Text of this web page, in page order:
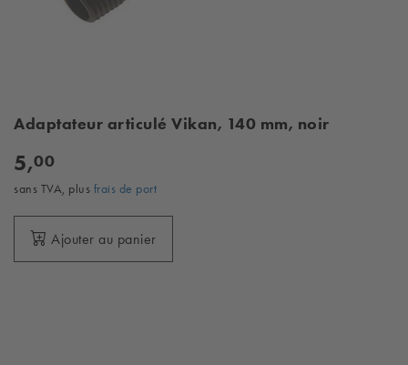
Adaptateur articulé Vikan, 140 mm, noir
5,00
sans TVA, plus frais de port
Ajouter au panier